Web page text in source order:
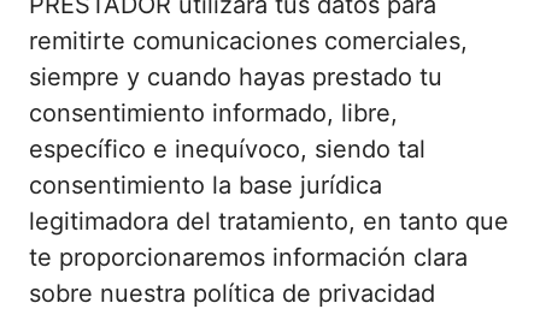
remitirte comunicaciones comerciales,
siempre y cuando hayas prestado tu
consentimiento informado, libre,
específico e inequívoco, siendo tal
consentimiento la base jurídica
legitimadora del tratamiento, en tanto que
te proporcionaremos información clara
sobre nuestra política de privacidad